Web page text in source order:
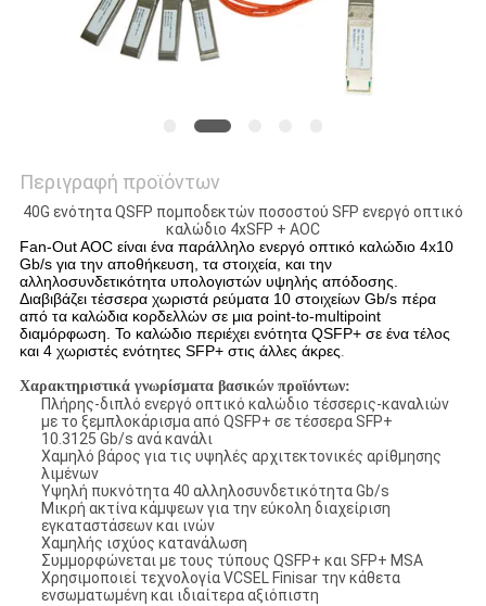
SITEMAP
Περιγραφή προϊόντων
40G ενότητα QSFP πομποδεκτών ποσοστού SFP ενεργό οπτικό
καλώδιο 4xSFP + AOC
Fan-Out AOC είναι ένα παράλληλο ενεργό οπτικό καλώδιο 4x10
Gb/s για την αποθήκευση, τα στοιχεία, και την
αλληλοσυνδετικότητα υπολογιστών υψηλής απόδοσης.
Διαβιβάζει τέσσερα χωριστά ρεύματα 10 στοιχείων Gb/s πέρα
από τα καλώδια κορδελλών σε μια point-to-multipoint
διαμόρφωση. Το καλώδιο περιέχει ενότητα QSFP+ σε ένα τέλος
και 4 χωριστές ενότητες SFP+ στις άλλες άκρες.
Χαρακτηριστικά γνωρίσματα βασικών προϊόντων:
Πλήρης-διπλό ενεργό οπτικό καλώδιο τέσσερις-καναλιών
με το ξεμπλοκάρισμα από QSFP+ σε τέσσερα SFP+
10.3125 Gb/s ανά κανάλι
Χαμηλό βάρος για τις υψηλές αρχιτεκτονικές αρίθμησης
λιμένων
Υψηλή πυκνότητα 40 αλληλοσυνδετικότητα Gb/s
Μικρή ακτίνα κάμψεων για την εύκολη διαχείριση
εγκαταστάσεων και ινών
Χαμηλής ισχύος κατανάλωση
Συμμορφώνεται με τους τύπους QSFP+ και SFP+ MSA
Χρησιμοποιεί τεχνολογία VCSEL Finisar την κάθετα
ενσωματωμένη και ιδιαίτερα αξιόπιστη